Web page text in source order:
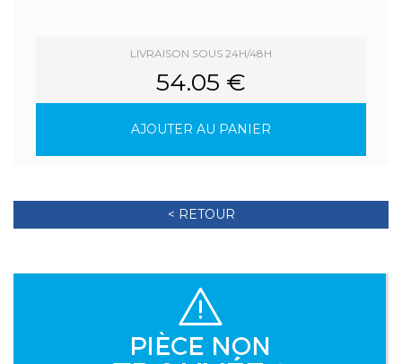
LIVRAISON SOUS 24H/48H
54.05 €
AJOUTER AU PANIER
< RETOUR